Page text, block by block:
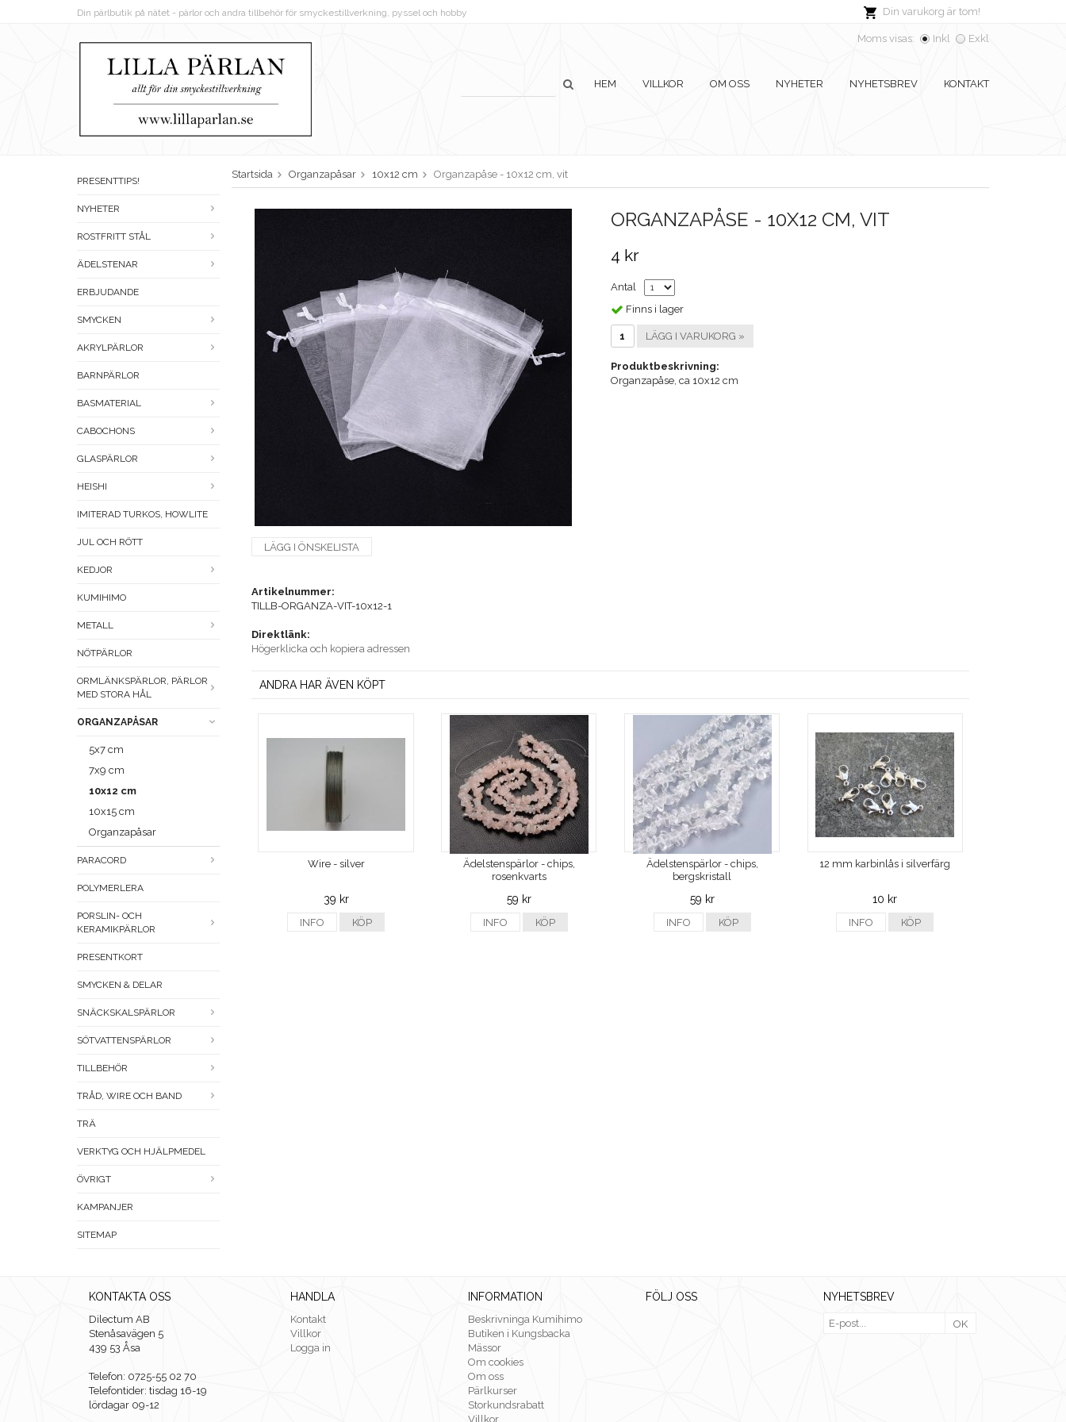
Din varukorg är tom!
Din pärlbutik på nätet - pärlor och andra tillbehör för smyckestillverkning, pyssel och hobby
Moms visas: Inkl Exkl
HEM VILLKOR OM OSS NYHETER NYHETSBREV KONTAKT
PRESENTTIPS!
NYHETER
ROSTFRITT STÅL
ÄDELSTENAR
ERBJUDANDE
SMYCKEN
AKRYLPÄRLOR
BARNPÄRLOR
BASMATERIAL
CABOCHONS
GLASPÄRLOR
HEISHI
IMITERAD TURKOS, HOWLITE
JUL OCH RÖTT
KEDJOR
KUMIHIMO
METALL
NÖTPÄRLOR
ORMLÄNKSPÄRLOR, PÄRLOR
MED STORA HÅL
ORGANZAPÅSAR
5x7 cm
7x9 cm
10x12 cm
10x15 cm
Organzapåsar
PARACORD
POLYMERLERA
PORSLIN- OCH
KERAMIKPÄRLOR
PRESENTKORT
SMYCKEN & DELAR
SNÄCKSKALSPÄRLOR
SÖTVATTENSPÄRLOR
TILLBEHÖR
TRÅD, WIRE OCH BAND
TRÄ
VERKTYG OCH HJÄLPMEDEL
ÖVRIGT
KAMPANJER
SITEMAP
Startsida Organzapåsar 10x12 cm Organzapåse - 10x12 cm, vit
ORGANZAPÅSE - 10X12 CM, VIT
4 kr
Antal
Finns i lager
LÄGG I VARUKORG »
Produktbeskrivning:
Organzapåse, ca 10x12 cm
LÄGG I ÖNSKELISTA
Artikelnummer:
TILLB-ORGANZA-VIT-10x12-1
Direktlänk:
Högerklicka och kopiera adressen
ANDRA HAR ÄVEN KÖPT
Wire - silver
39 kr
INFO KÖP
Ädelstenspärlor - chips,
rosenkvarts
59 kr
INFO KÖP
Ädelstenspärlor - chips,
bergskristall
59 kr
INFO KÖP
12 mm karbinlås i silverfärg
10 kr
INFO KÖP
KONTAKTA OSS
Dilectum AB
Stenåsavägen 5
439 53 Åsa
Telefon: 0725-55 02 70
Telefontider: tisdag 16-19
lördagar 09-12
HANDLA
Kontakt
Villkor
Logga in
INFORMATION
Beskrivninga Kumihimo
Butiken i Kungsbacka
Mässor
Om cookies
Om oss
Pärlkurser
Storkundsrabatt
Villkor
FÖLJ OSS NYHETSBREV
OK